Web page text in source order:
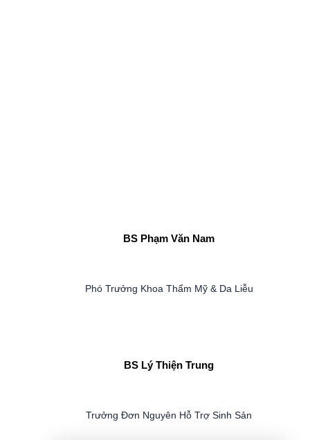
BS Phạm Văn Nam
Phó Trưởng Khoa Thẩm Mỹ & Da Liễu
BS Lý Thiện Trung
Trưởng Đơn Nguyên Hỗ Trợ Sinh Sản